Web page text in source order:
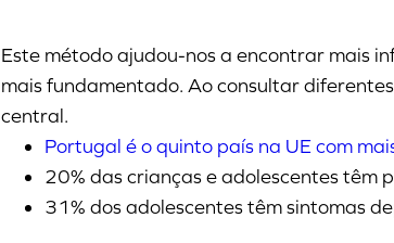
Este método ajudou-nos a encontrar mais
mais fundamentado. Ao consultar
central.
Portugal é o quinto país na UE com
20% das crianças e adolescentes têm
31% dos adolescentes têm sintomas